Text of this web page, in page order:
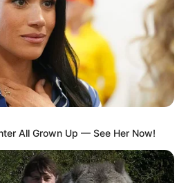
All Grown Up — See Her Now!